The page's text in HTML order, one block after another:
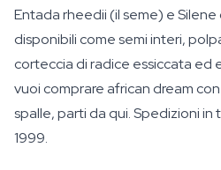
Entada rheedii(il seme) eSilene
disponibili come semi interi,
corteccia di radice essiccata ed
vuoi comprare african dream
spalle, parti da qui. Spedizioni in
1999.